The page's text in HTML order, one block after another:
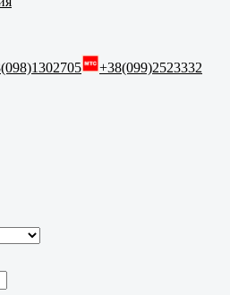
+38(099)2523332